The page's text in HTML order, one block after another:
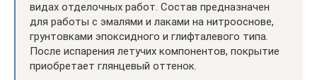
видах отделочных работ. Состав предназначен
для работы с эмалями и лаками на нитрооснове,
грунтовками эпоксидного и глифталевого типа.
После испарения летучих компонентов, покрытие
приобретает глянцевый оттенок.